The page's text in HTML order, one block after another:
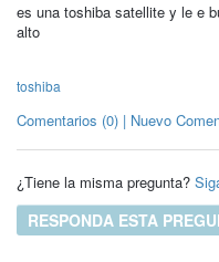
es una toshiba satellite y le e
alto
toshiba
Comentarios (0) | Nuevo
¿Tiene la misma pregunta?
RESPONDA ESTA